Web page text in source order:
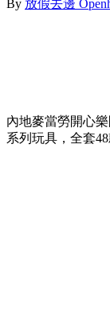
By 放假去邊
內地麥當勞開心
系列玩具，全套